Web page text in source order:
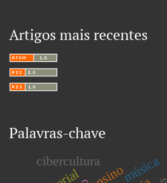
Artigos mais recentes
Palavras-chave
música
cibercultura